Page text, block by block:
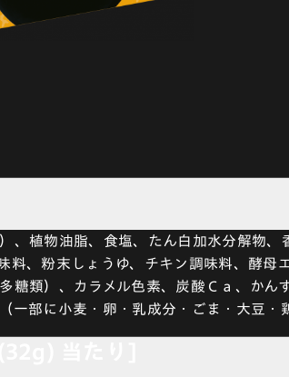
、植物油脂、食塩、たん白加水分解物
料、粉末しょうゆ、チキン調味料、酵
糖類）、カラメル色素、炭酸Ｃａ、か
一部に小麦・卵・乳成分・ごま・大豆・